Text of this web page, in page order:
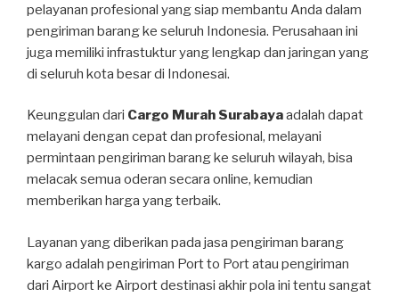
pelayanan profesional yang siap membantu Anda dalam
pengiriman barang ke seluruh Indonesia. Perusahaan ini
juga memiliki infrastuktur yang lengkap dan jaringan yang
di seluruh kota besar di Indonesai.
Keunggulan dari Cargo Murah Surabayaadalah dapat
melayani dengan cepat dan profesional, melayani
permintaan pengiriman barang ke seluruh wilayah, bisa
melacak semua oderan secara online, kemudian
memberikan harga yang terbaik.
Layanan yang diberikan pada jasa pengiriman barang
kargo adalah pengiriman Port to Port atau pengiriman
dari Airport ke Airport destinasi akhir pola ini tentu sangat